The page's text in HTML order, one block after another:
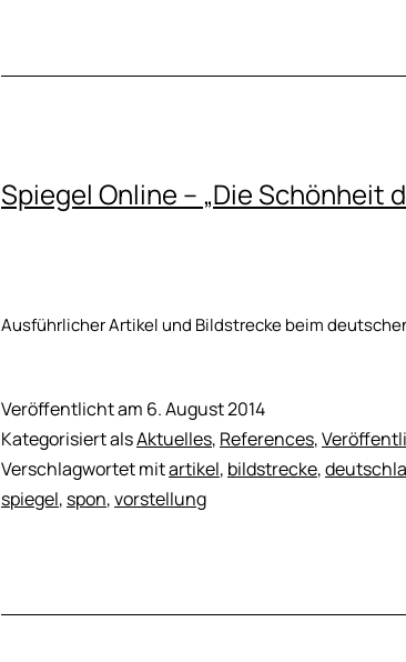
Spiegel Online – „Die Schönheit
Ausführlicher Artikel und Bildstrecke beim
Veröffentlicht am 6. August 2014
Kategorisiert alsAktuelles, References,
Verschlagwortet mitartikel, bildstrecke,
spiegel, spon,vorstellung